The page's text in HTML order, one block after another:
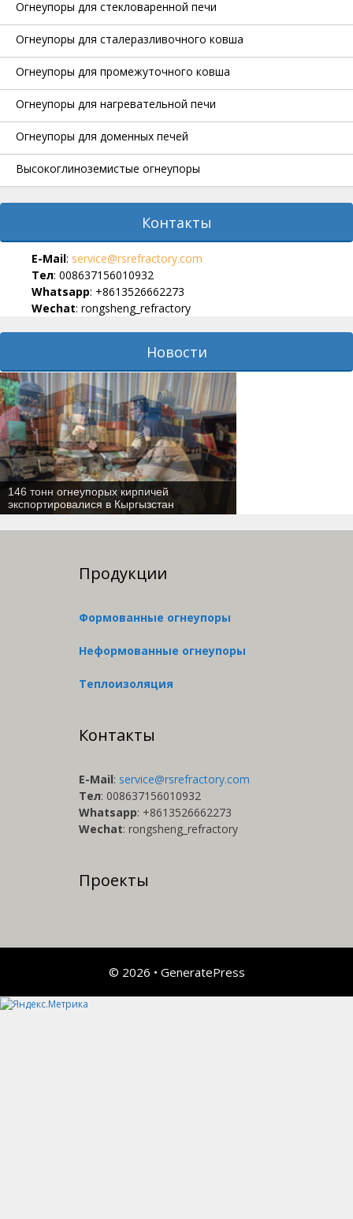
Огнеупоры для стекловаренной печи
Огнеупоры для сталеразливочного ковша
Огнеупоры для промежуточного ковша
Огнеупоры для нагревательной печи
Огнеупоры для доменных печей
Высокоглиноземистые огнеупоры
Контакты
E-Мail: service@rsrefractory.com
Тел: 008637156010932
Whatsapp: +8613526662273
Wechat: rongsheng_refractory
Новости
146 тонн огнеупорых кирпичей
экспортировалися в Кыргызстан
Продукции
Формованные огнеупоры
Неформованные огнеупоры
Теплоизоляция
Контакты
E-Мail: service@rsrefractory.com
Тел: 008637156010932
Whatsapp: +8613526662273
Wechat: rongsheng_refractory
Проекты
© 2026 • GeneratePress